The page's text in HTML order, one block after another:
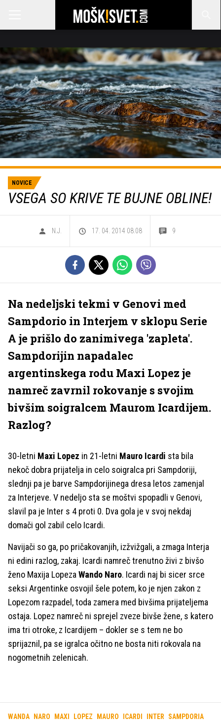
NOVICE
VSEGA SO KRIVE TE BUJNE OBLINE!
N.J. 17. 04. 2014 08.08 9
Na nedeljski tekmi v Genovi med
Sampdorio in Interjem v sklopu Serie
A je prišlo do zanimivega 'zapleta'.
Sampdorijin napadalec
argentinskega rodu Maxi Lopez je
namreč zavrnil rokovanje s svojim
bivšim soigralcem Maurom Icardijem.
Razlog?
30-letni Maxi Lopez in 21-letni Mauro Icardi sta bila
nekoč dobra prijatelja in celo soigralca pri Sampdoriji,
slednji pa je barve Sampdorijinega dresa letos zamenjal
za Interjeve. V nedeljo sta se moštvi spopadli v Genovi,
slavil pa je Inter s 4 proti 0. Dva gola je v svoj nekdaj
domači gol zabil celo Icardi.
Navijači so ga, po pričakovanjih, izžvižgali, a zmaga Interja
ni edini razlog, zakaj. Icardi namreč trenutno živi z bivšo
ženo Maxija Lopeza Wando Naro. Icardi naj bi sicer srce
seksi Argentinke osvojil šele potem, ko je njen zakon z
Lopezom razpadel, toda zamera med bivšima prijateljema
ostaja. Lopez namreč ni sprejel zveze bivše žene, s katero
ima tri otroke, z Icardijem – dokler se s tem ne bo
sprijaznil, pa se igralca očitno ne bosta niti rokovala na
nogometnih zelenicah.
WANDA NARO MAXI LOPEZ MAURO ICARDI INTER SAMPDORIA